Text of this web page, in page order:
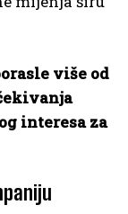
više od
interesa za